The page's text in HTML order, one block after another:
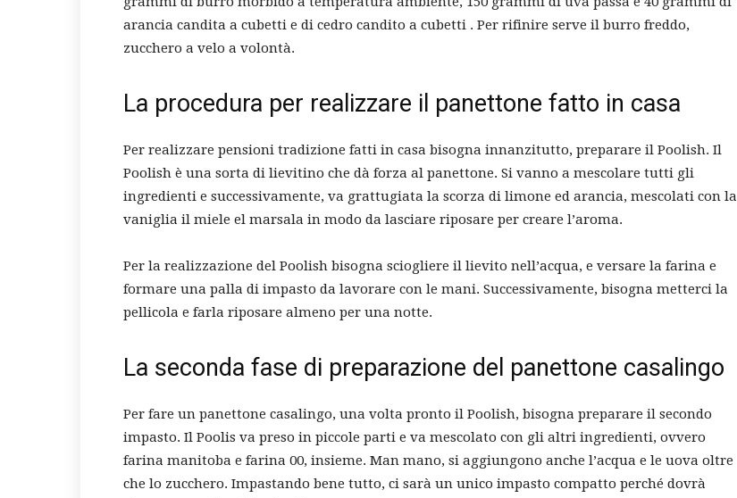
arancia candita a cubetti e di cedro candito a cubetti . Per rifinire serve il burro freddo,
zucchero a velo a volontà.
La procedura per realizzare il panettone fatto in casa
Per realizzare pensioni tradizione fatti in casa bisogna innanzitutto, preparare il Poolish. Il
Poolish è una sorta di lievitino che dà forza al panettone. Si vanno a mescolare tutti gli
ingredienti e successivamente, va grattugiata la scorza di limone ed arancia, mescolati con la
vaniglia il miele el marsala in modo da lasciare riposare per creare l’aroma.
Per la realizzazione del Poolish bisogna sciogliere il lievito nell’acqua, e versare la farina e
formare una palla di impasto da lavorare con le mani. Successivamente, bisogna metterci la
pellicola e farla riposare almeno per una notte.
La seconda fase di preparazione del panettone casalingo
Per fare un panettone casalingo, una volta pronto il Poolish, bisogna preparare il secondo
impasto. Il Poolis va preso in piccole parti e va mescolato con gli altri ingredienti, ovvero
farina manitoba e farina 00, insieme. Man mano, si aggiungono anche l’acqua e le uova oltre
che lo zucchero. Impastando bene tutto, ci sarà un unico impasto compatto perché dovrà